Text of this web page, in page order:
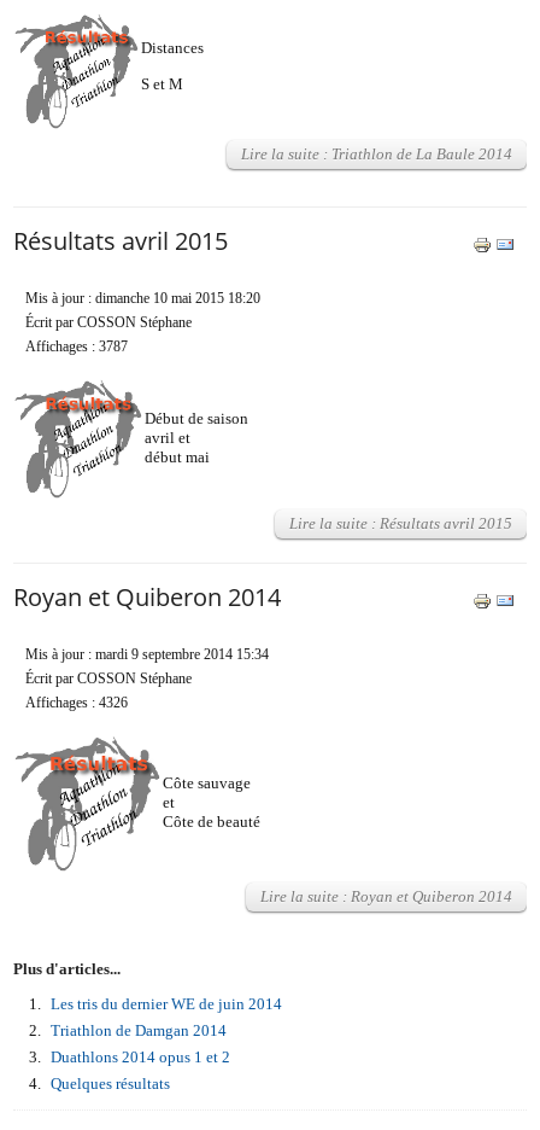
Distances
S et M
Lire la suite : Triathlon de La Baule 2014
Résultats avril 2015
Mis à jour : dimanche 10 mai 2015 18:20
Écrit par COSSON Stéphane
Affichages : 3787
Début de saison
avril et
début mai
Lire la suite : Résultats avril 2015
Royan et Quiberon 2014
Mis à jour : mardi 9 septembre 2014 15:34
Écrit par COSSON Stéphane
Affichages : 4326
Côte sauvage
et
Côte de beauté
Lire la suite : Royan et Quiberon 2014
Plus d'articles...
Les tris du dernier WE de juin 2014
Triathlon de Damgan 2014
Duathlons 2014 opus 1 et 2
Quelques résultats